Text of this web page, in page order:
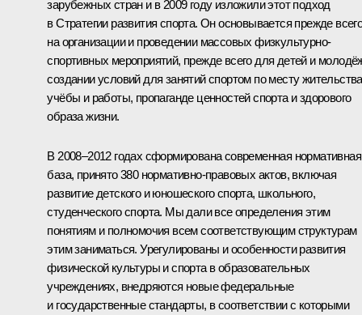
зарубежных стран и в 2009 году изложили этот подход
в Стратегии развития спорта. Он основывается прежде
на организации и проведении массовых физкультурно-
спортивных мероприятий, прежде всего для детей и
создании условий для занятий спортом по месту
учёбы и работы, пропаганде ценностей спорта и здорового
образа жизни.
В 2008–2012 годах сформирована современная нормативная
база, принято 380 нормативно-правовых актов, включая
развитие детского и юношеского спорта, школьного,
студенческого спорта. Мы дали все определения этим
понятиям и полномочия всем соответствующим структурам
этим заниматься. Урегулированы и особенности развития
физической культуры и спорта в образовательных
учреждениях, внедряются новые федеральные
и государственные стандарты, в соответствии с которыми